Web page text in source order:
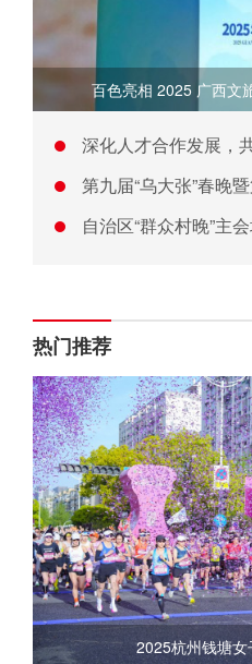
百色亮相 2025 广西文
自治区“群众村晚”主
热门推荐
2025杭州钱塘